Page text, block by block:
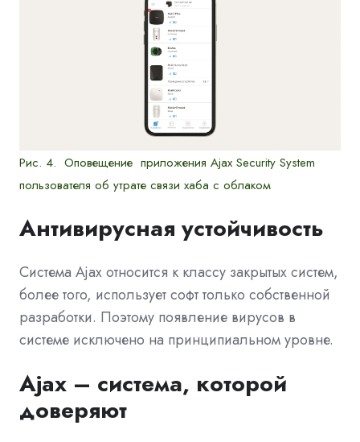
Рис. 4. Оповещение приложения Ajax Security System
пользователя об утрате связи хаба с облаком
Антивирусная устойчивость
Система Ajax относится к классу закрытых систем,
более того, использует софт только собственной
разработки. Поэтому появление вирусов в
системе исключено на принципиальном уровне.
Ajax – cистема, которой
доверяют